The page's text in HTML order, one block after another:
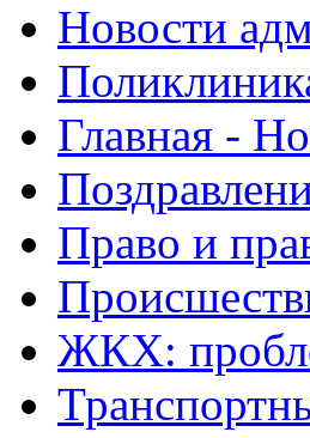
Новости
Главная -
Право и
ЖКХ: